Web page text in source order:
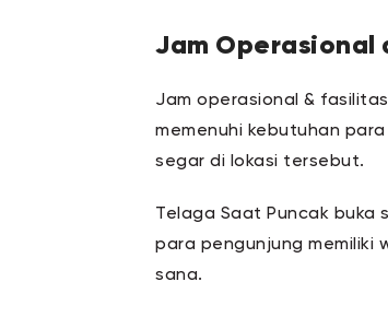
Jam Operasional
Jam operasional &
memenuhi kebutuhan
segar di lokasi tersebut.
Telaga Saat Puncak buka
para pengunjung memiliki
sana.